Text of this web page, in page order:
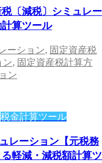
税〔減税〕シミュレー
算ツール
ーション, 固定資産税
ン, 固定資産税計算方
ン
税金計算ツール
レーション【元税務
軽減・減税額計算ツ